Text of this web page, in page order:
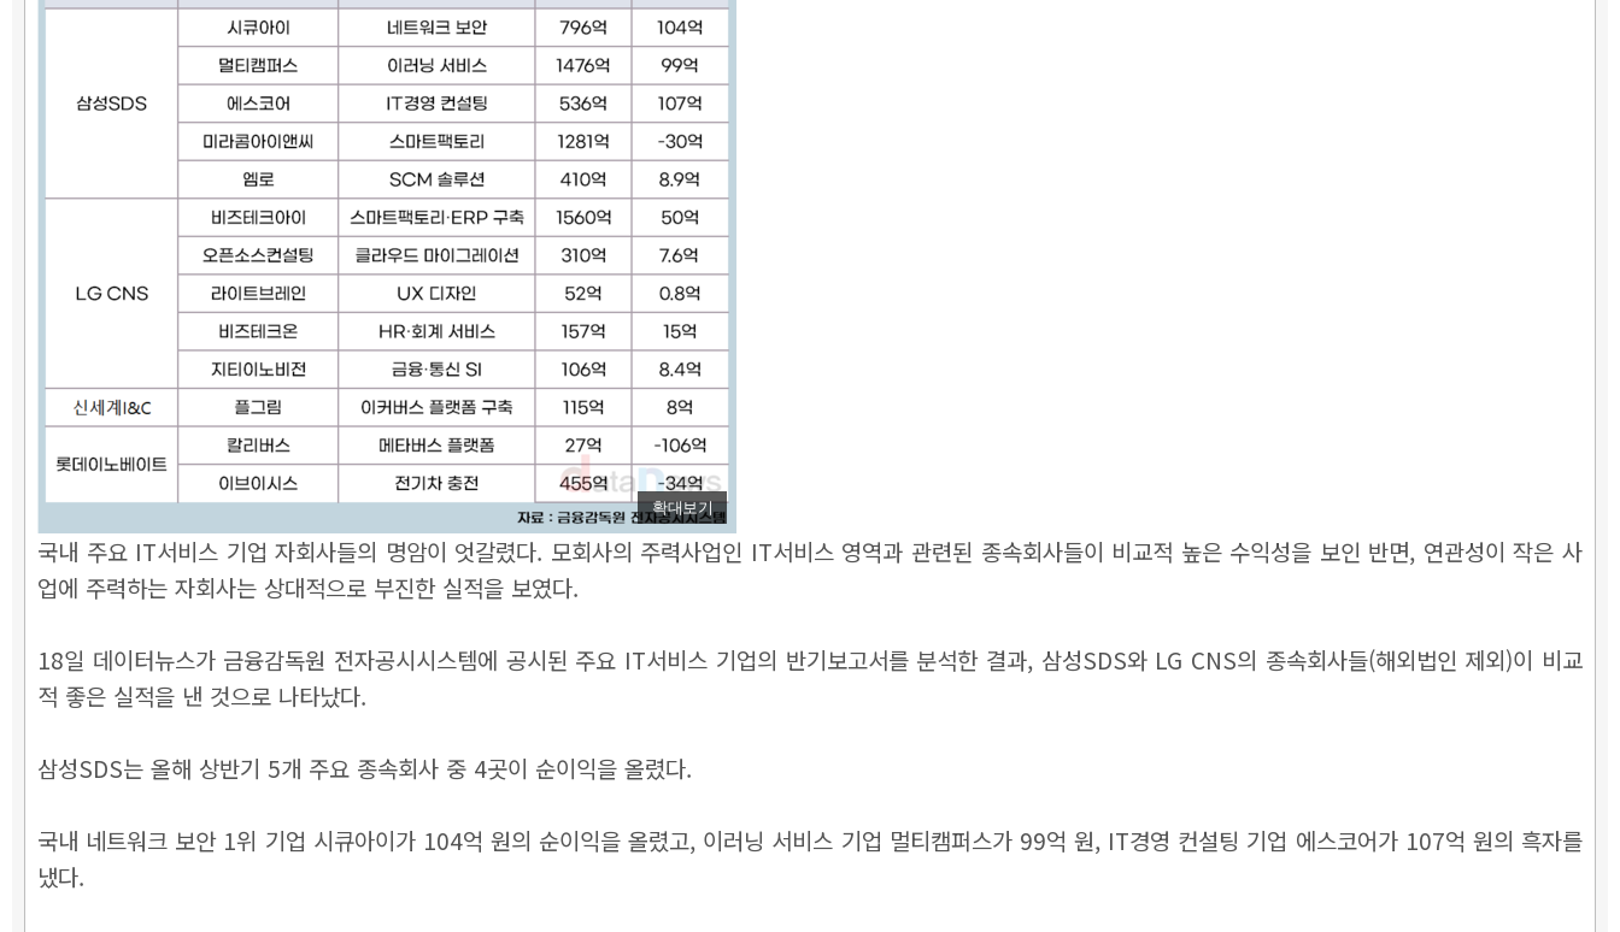
확대보기
국내 주요 IT서비스 기업 자회사들의 명암이 엇갈렸다. 모회사의 주력사업인 IT서비스 영역과 관련된 종속회사들이 비교적 높은 수익성을 보인 반면, 연관성이 작은 사
업에 주력하는 자회사는 상대적으로 부진한 실적을 보였다.
18일 데이터뉴스가 금융감독원 전자공시시스템에 공시된 주요 IT서비스 기업의 반기보고서를 분석한 결과, 삼성SDS와 LG CNS의 종속회사들(해외법인 제외)이 비교
적 좋은 실적을 낸 것으로 나타났다.
삼성SDS는 올해 상반기 5개 주요 종속회사 중 4곳이 순이익을 올렸다.
국내 네트워크 보안 1위 기업 시큐아이가 104억 원의 순이익을 올렸고, 이러닝 서비스 기업 멀티캠퍼스가 99억 원, IT경영 컨설팅 기업 에스코어가 107억 원의 흑자를
냈다.